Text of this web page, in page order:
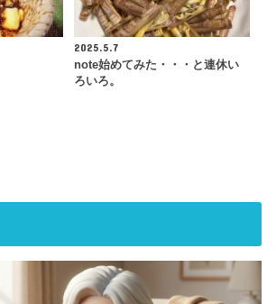
2025.5.7
note始めてみた・・・と連休い
ろいろ。